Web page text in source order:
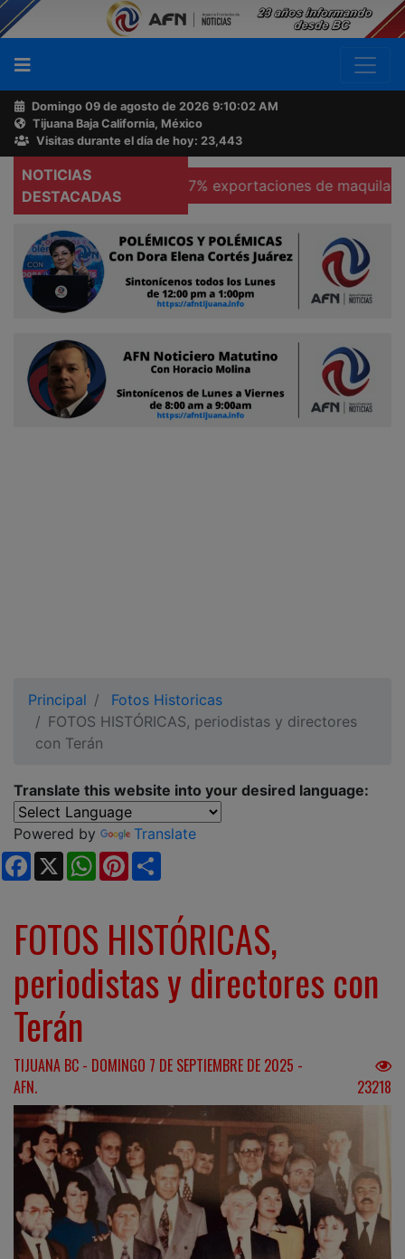
Domingo 09 de agosto de 2026 9:10:03 AM
Tijuana Baja California, México
Visitas durante el día de hoy: 23,443
NOTICIAS
DESTACADAS
Se hunden 37% exportaciones de maquiladoras en
Principal
Fotos Historicas
FOTOS HISTÓRICAS, periodistas y directores
con Terán
Translate this website into your desired language:
Powered by
Translate
Facebook
X WhatsApp
Pinterest
FOTOS HISTÓRICAS,
periodistas y directores con
Terán
TIJUANA BC - DOMINGO 7 DE SEPTIEMBRE DE 2025 -
AFN.
23218
Buscador
Acerca
de
AFN
Ventas
Contacto
Reportero
Ciudadano